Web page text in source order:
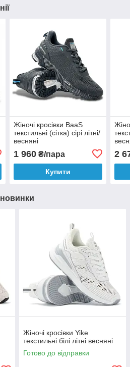
Жіночі кросівки BaaS
текстильні (сітка) сірі літні/
весняні
1 960₴/пара
Купити
2
новинки
Жіночі кросівки Yike
текстильні білі літні весняні
Готово до відправки